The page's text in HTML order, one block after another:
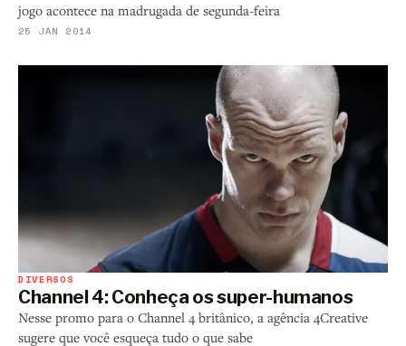
jogo acontece na madrugada de segunda-feira
25 JAN 2014
DIVERSOS
Channel 4: Conheça os super-humanos
Nesse promo para o Channel 4 britânico, a agência 4Creative
sugere que você esqueça tudo o que sabe